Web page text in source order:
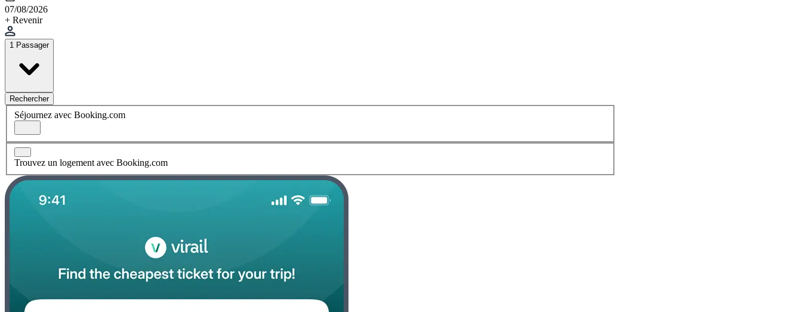
07/08/2026
+ Revenir
1 Passager
Rechercher
Séjournez avec Booking.com
Trouvez un logement avec Booking.com